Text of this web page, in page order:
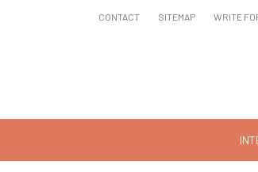
CONTACT SITEMAP WRITE